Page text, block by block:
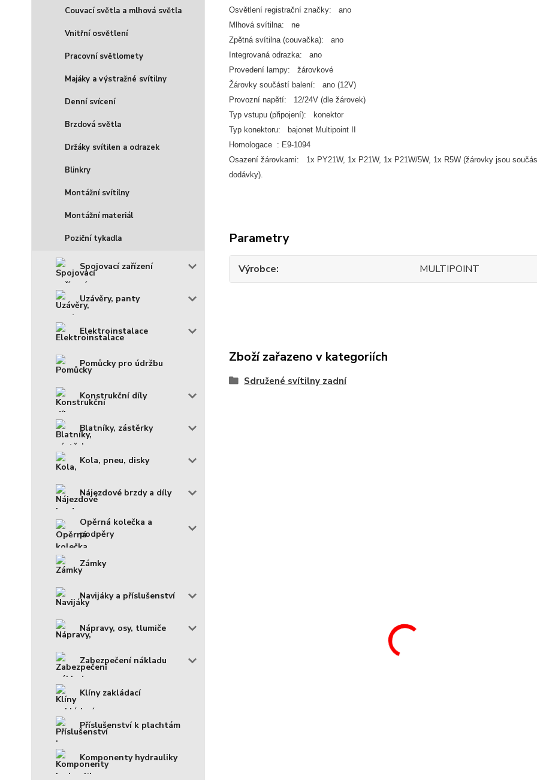
Couvací světla a mlhová světla
Vnitřní osvětlení
Pracovní světlomety
Majáky a výstražné svítilny
Denní svícení
Brzdová světla
Držáky svítilen a odrazek
Blinkry
Montážní svítilny
Montážní materiál
Poziční tykadla
Spojovací zařízení
Uzávěry, panty
Elektroinstalace
Pomůcky pro údržbu
Konstrukční díly
Blatníky, zástěrky
Kola, pneu, disky
Nájezdové brzdy a díly
Opěrná kolečka a
podpěry
Zámky
Navijáky a příslušenství
Nápravy, osy, tlumiče
Zabezpečení nákladu
Klíny zakládací
Příslušenství k plachtám
Komponenty hydrauliky
Osvětlení registrační značky: ano
Mlhová svítilna: ne
Zpětná svítilna (couvačka): ano
Integrovaná odrazka: ano
Provedení lampy: žárovkové
Žárovky součástí balení: ano (12V)
Provozní napětí: 12/24V (dle žárovek)
Typ vstupu (připojení): konektor
Typ konektoru: bajonet Multipoint II
Homologace : E9-1094
Osazení žárovkami: 1x PY21W, 1x P21W, 1x P21W/5W, 1x R5W (žárovky jsou
dodávky).
Parametry
Výrobce MULTIPOINT
Zboží zařazeno v kategoriích
Sdružené svítilny zadní